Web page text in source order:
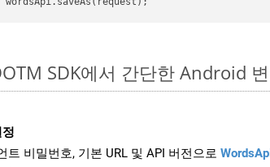
SDK에서 간단한 Android
트 비밀번호, 기본 URL 및 API 버전으로